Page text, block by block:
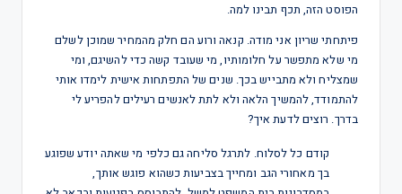
הפוסט הזה, תכף תבינו למה.
פיתחתי שריון אני מודה. קנאה ורוע הם חלק מהמחיר שמוכן לשלם
מי שלא מתפשר על חלומותיו, מי שעובד קשה כדי להשיגם, ומי
שמצליח ולא מתבייש בכך. שנים של התפתחות אישית לימדו אותי
להתמודד, להמשיך הלאה ולא לתת לאנשים רעילים להפריע לי
בדרך. רוצים לדעת איך?
קודם כל לסלוח. לתרגל סליחה גם כלפי מי שאתה יודע שפוגע
בך מאחורי הגב ומחייך בצביעות כשהוא פוגש אותך,